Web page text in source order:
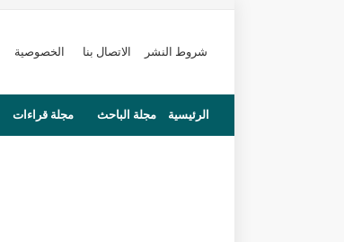
شروط النشر الاتصال بنا الخصوصية
الرئيسية مجلة الباحث مجلة قراءات